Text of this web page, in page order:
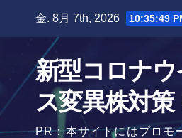
金. 8月 7th, 2026 10:35:50
新型コロナ
ス変異株対策
PR：本サイトにはプロモ